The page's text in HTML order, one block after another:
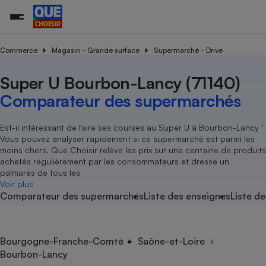
Commerce Magasin - Grande surface Supermarché - Drive
Super U Bourbon-Lancy (71140)
Comparateur des supermarchés
Est-il intéressant de faire ses courses au Super U à Bourbon-Lancy ’
Vous pouvez analyser rapidement si ce supermarché est parmi les
moins chers. Que Choisir relève les prix sur une centaine de produits
achetés régulièrement par les consommateurs et dresse un
palmarès de tous les
Voir plus
Comparateur des supermarchésListe des enseignesListe
Bourgogne-Franche-Comté
Saône-et-Loire
Bourbon-Lancy
Additifs
Nutrition
Assurance auto
Magasin - Grande surface
Méthode de vente -
Organismes de défense
Système judiciairegratuit
Déchet
Achat - Vente - Travaux
Location
Sport
électrique
Démarche administrative
Senior
Service marchand
Train
Transport aérien
Toutes les actualités
Enquêtes
Guides d'achat
Conseils
Brèves
Tous les services
Soumettre un litige
Lettres types
Rencontrer une association locale
Tous nos combats
Nos actions
Nos grandes victoires
Les billets de la présidente
Nos associations locales
Nous rejoindre
En savoir plus sur Que Choisir Ensemble
nous ?
L’association
Nos missions
Notre méthodologie
Notre financement
Nos partenaires
Nous rejoindre